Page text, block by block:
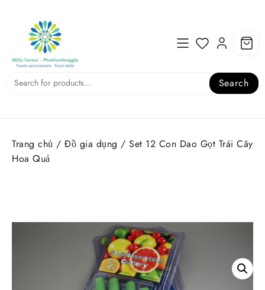
content
Search
Trang chủ / Đồ gia dụng / Set 12 Con Dao Gọt Trái Cây
Hoa Quả